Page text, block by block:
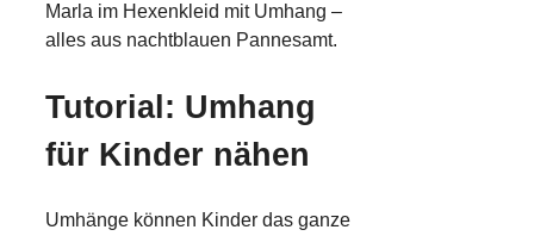
Marla im Hexenkleid mit Umhang –
alles aus nachtblauen Pannesamt.
Tutorial: Umhang
für Kinder nähen
Umhänge können Kinder das ganze